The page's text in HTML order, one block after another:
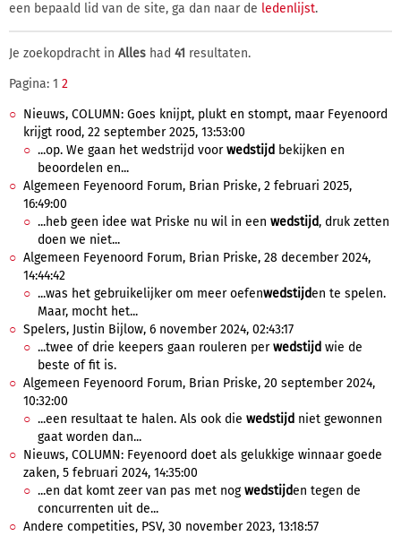
een bepaald lid van de site, ga dan naar de ledenlijst.
Je zoekopdracht in Alles had 41 resultaten.
Pagina: 1 2
Nieuws, COLUMN: Goes knijpt, plukt en stompt, maar Feyenoord
krijgt rood, 22 september 2025, 13:53:00
...op. We gaan het wedstrijd voorwedstijd bekijken en
beoordelen en...
Algemeen Feyenoord Forum, Brian Priske, 2 februari 2025,
16:49:00
...heb geen idee wat Priske nu wil in een wedstijd, druk zetten
doen we niet...
Algemeen Feyenoord Forum, Brian Priske, 28 december 2024,
14:44:42
...was het gebruikelijker om meer oefenwedstijden te spelen.
Maar, mocht het...
Spelers, Justin Bijlow, 6 november 2024, 02:43:17
...twee of drie keepers gaan rouleren perwedstijd wie de
beste of fit is.
Algemeen Feyenoord Forum, Brian Priske, 20 september 2024,
10:32:00
...een resultaat te halen. Als ook die wedstijd niet gewonnen
gaat worden dan...
Nieuws, COLUMN: Feyenoord doet als gelukkige winnaar goede
zaken, 5 februari 2024, 14:35:00
...en dat komt zeer van pas met nogwedstijden tegen de
concurrenten uit de...
Andere competities, PSV, 30 november 2023, 13:18:57